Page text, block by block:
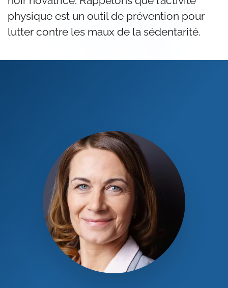
physique est un outil de prévention pour
lutter contre les maux de la sédentarité.